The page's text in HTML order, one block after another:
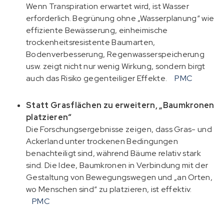
Wenn Transpiration erwartet wird, ist Wasser
erforderlich. Begrünung ohne „Wasserplanung“ wie
effiziente Bewässerung, einheimische
trockenheitsresistente Baumarten,
Bodenverbesserung, Regenwasserspeicherung
usw. zeigt nicht nur wenig Wirkung, sondern birgt
auch das Risiko gegenteiliger Effekte.
PMC
Statt Grasflächen zu erweitern, „Baumkronen
platzieren“
Die Forschungsergebnisse zeigen, dass Gras- und
Ackerland unter trockenen Bedingungen
benachteiligt sind, während Bäume relativ stark
sind. Die Idee, Baumkronen in Verbindung mit der
Gestaltung von Bewegungswegen und „an Orten,
wo Menschen sind“ zu platzieren, ist effektiv.
PMC